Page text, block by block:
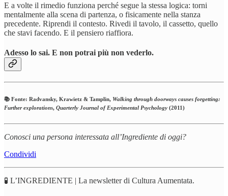
E a volte il rimedio funziona perché segue la stessa logica: torni
mentalmente alla scena di partenza, o fisicamente nella stanza
precedente. Riprendi il contesto. Rivedi il tavolo, il cassetto, quello
che stavi facendo. E il pensiero riaffiora.
Adesso lo sai. E non potrai più non vederlo.
📚 Fonte: Radvansky, Krawietz & Tamplin, Walking through doorways causes forgetting:
Further explorations, Quarterly Journal of Experimental Psychology (2011)
Conosci una persona interessata all’Ingrediente di oggi?
Condividi
🧪 L’INGREDIENTE | La newsletter di Cultura Aumentata.